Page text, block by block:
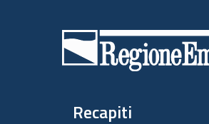
Recapiti